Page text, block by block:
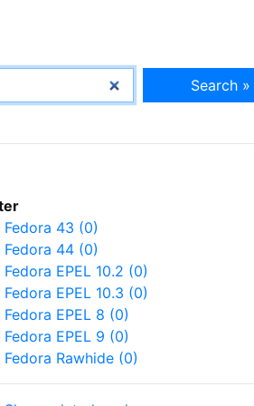
Search »
Fedora 43 (0)
Fedora 44 (0)
Fedora EPEL 10.2 (0)
Fedora EPEL 10.3 (0)
Fedora EPEL 8 (0)
Fedora EPEL 9 (0)
Fedora Rawhide (0)